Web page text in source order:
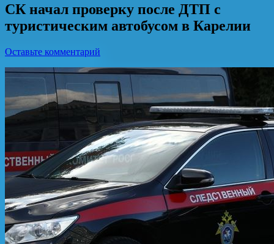
СК начал проверку после ДТП с
туристическим автобусом в Карелии
Оставьте комментарий